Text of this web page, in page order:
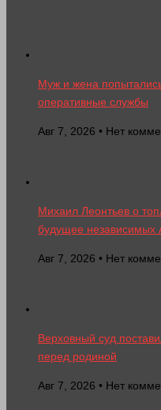
Муж и жена
оперативные службы
Авг 7, 2026 • Нет
Михаил Леонтьев о
будущее независимых
Авг 7, 2026 • Нет
Верховный суд
перед родиной
Авг 7, 2026 • Нет